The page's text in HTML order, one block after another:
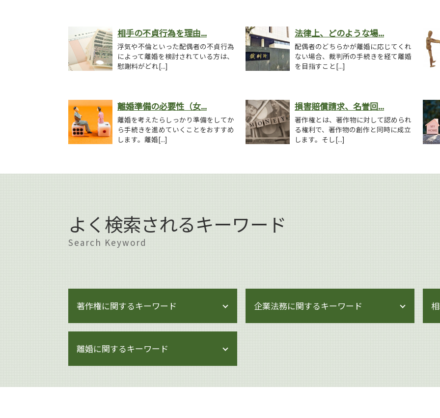
相手の不貞行為を理由...
浮気や不倫といった配偶者の不貞行為
によって離婚を検討されている方は、
慰謝料がどれ[...]
法律上、どのような場...
配偶者のどちらかが離婚に応じてくれ
ない場合、裁判所の手続きを経て離婚
を目指すこと[...]
離婚準備の必要性（女...
離婚を考えたらしっかり準備をしてか
ら手続きを進めていくことをおすすめ
します。離婚[...]
損害賠償請求、名誉回...
著作権とは、著作物に対して認められ
る権利で、著作物の創作と同時に成立
します。そし[...]
よく検索されるキーワード
Search Keyword
著作権に関するキーワード
著作権侵害
著作権 注意書き 例文
企業法務に関するキーワード
企業法務 関連法令
離婚に関するキーワード